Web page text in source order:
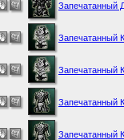
Запечатанный
Запечатанный
Запечатанный
Запечатанный
Запечатанный